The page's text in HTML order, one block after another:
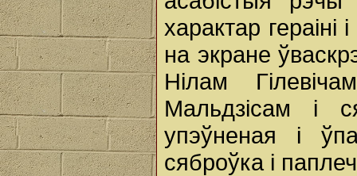
характар
на экране
Нілам
Мальдзісам і
упэўненая і
сяброўка і